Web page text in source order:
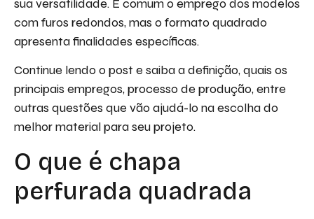
sua versatilidade. É comum o emprego dos modelos
com furos redondos, mas o formato quadrado
apresenta finalidades específicas.
Continue lendo o post e saiba a definição, quais os
principais empregos, processo de produção, entre
outras questões que vão ajudá-lo na escolha do
melhor material para seu projeto.
O que é chapa
perfurada quadrada